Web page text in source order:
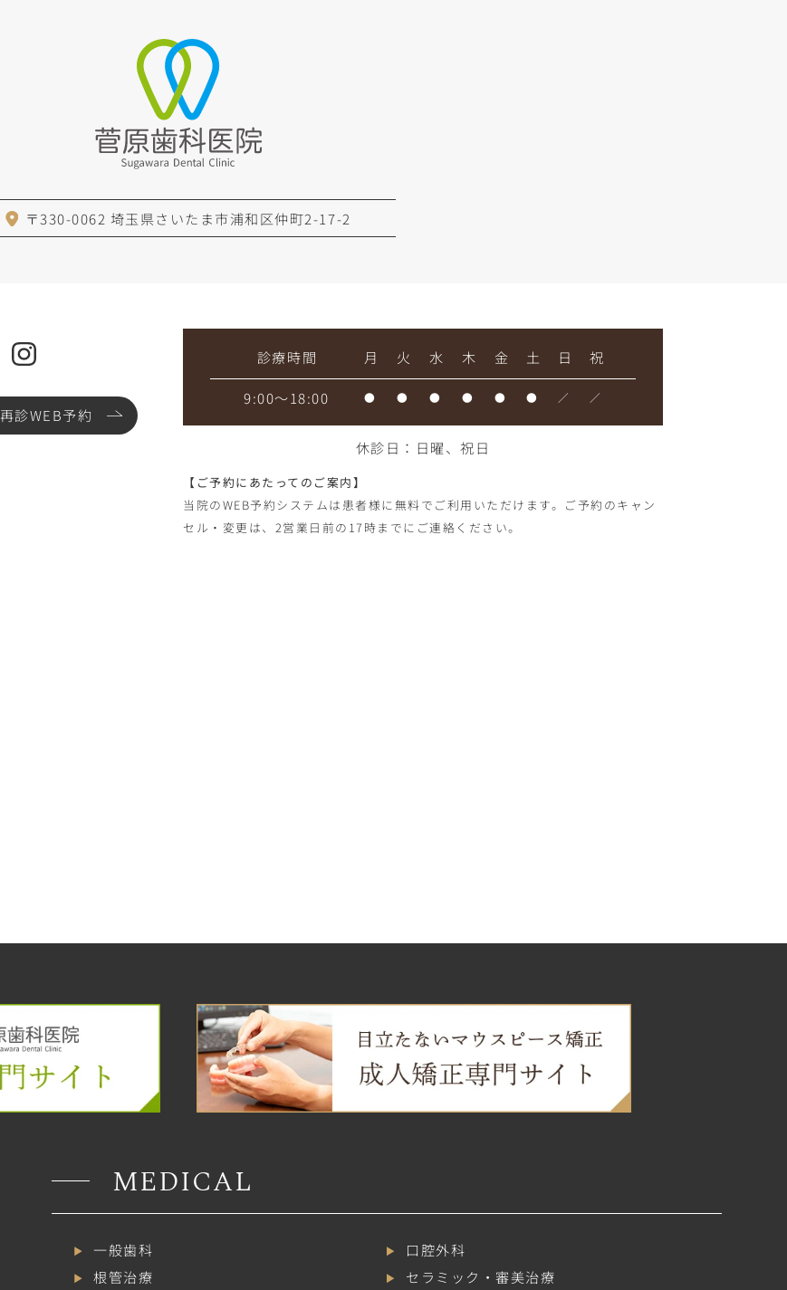
〒330-0062 埼玉県さいたま市浦和区仲町2-17-2
再診WEB予約
診療時間 月 火 水 木 金 土 日 祝
9:00～18:00 ● ● ● ● ● ● ／ ／
休診日：日曜、祝日
【ご予約にあたってのご案内】
当院のWEB予約システムは患者様に無料でご利用いただけます。ご予約のキャン
セル・変更は、2営業日前の17時までにご連絡ください。
MEDICAL
一般歯科
根管治療
口腔外科
セラミック・審美治療